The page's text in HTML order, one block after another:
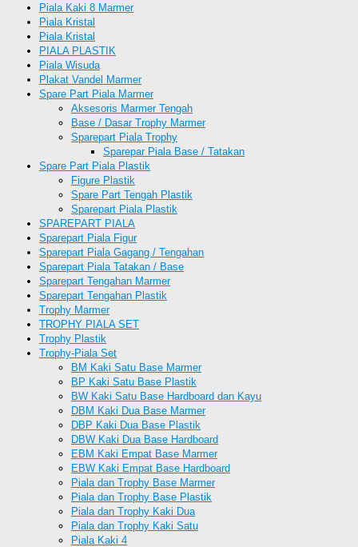
Piala Kaki 8 Marmer
Piala Kristal
Piala Kristal
PIALA PLASTIK
Piala Wisuda
Plakat Vandel Marmer
Spare Part Piala Marmer
Aksesoris Marmer Tengah
Base / Dasar Trophy Marmer
Sparepart Piala Trophy
Sparepar Piala Base / Tatakan
Spare Part Piala Plastik
Figure Plastik
Spare Part Tengah Plastik
Sparepart Piala Plastik
SPAREPART PIALA
Sparepart Piala Figur
Sparepart Piala Gagang / Tengahan
Sparepart Piala Tatakan / Base
Sparepart Tengahan Marmer
Sparepart Tengahan Plastik
Trophy Marmer
TROPHY PIALA SET
Trophy Plastik
Trophy-Piala Set
BM Kaki Satu Base Marmer
BP Kaki Satu Base Plastik
BW Kaki Satu Base Hardboard dan Kayu
DBM Kaki Dua Base Marmer
DBP Kaki Dua Base Plastik
DBW Kaki Dua Base Hardboard
EBM Kaki Empat Base Marmer
EBW Kaki Empat Base Hardboard
Piala dan Trophy Base Marmer
Piala dan Trophy Base Plastik
Piala dan Trophy Kaki Dua
Piala dan Trophy Kaki Satu
Piala Kaki 4